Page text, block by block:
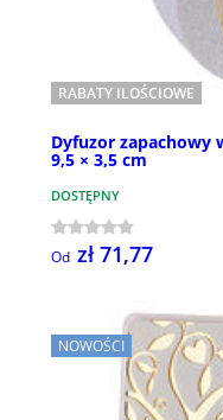
RABATY ILOŚCIOWE
Dyfuzor zapachowy
9,5 × 3,5 cm
DOSTĘPNY
Od zł 71,77
NOWOŚCI